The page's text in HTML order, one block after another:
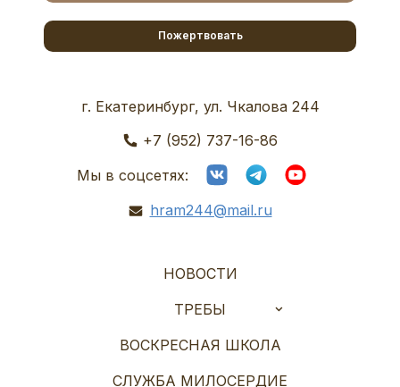
Пожертвовать
г. Екатеринбург, ул. Чкалова 244
+7 (952) 737-16-86
Мы в соцсетях:
hram244@mail.ru
НОВОСТИ
ТРЕБЫ
ВОСКРЕСНАЯ ШКОЛА
СЛУЖБА МИЛОСЕРДИЕ